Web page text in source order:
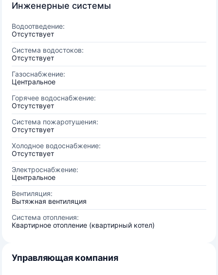
Инженерные системы
Водоотведение:
Отсутствует
Система водостоков:
Отсутствует
Газоснабжение:
Центральное
Горячее водоснабжение:
Отсутствует
Система пожаротушения:
Отсутствует
Холодное водоснабжение:
Отсутствует
Электроснабжение:
Центральное
Вентиляция:
Вытяжная вентиляция
Система отопления:
Квартирное отопление (квартирный котел)
Управляющая компания